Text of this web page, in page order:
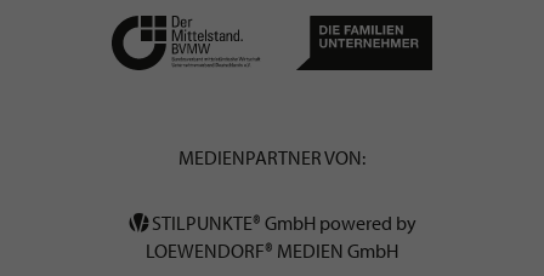
MEDIENPARTNER VON:
STILPUNKTE® GmbH powered by
LOEWENDORF® MEDIEN GmbH